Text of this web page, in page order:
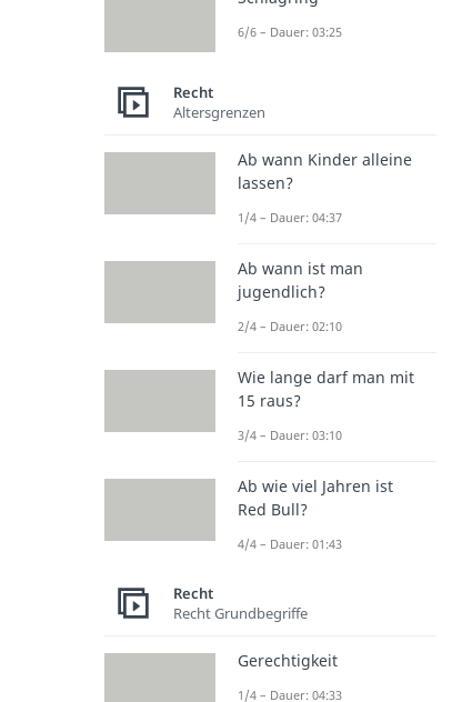
6/6 – Dauer: 03:25
Recht
Altersgrenzen
Ab wann Kinder alleine
lassen?
1/4 – Dauer: 04:37
Ab wann ist man
jugendlich?
2/4 – Dauer: 02:10
Wie lange darf man mit
15 raus?
3/4 – Dauer: 03:10
Ab wie viel Jahren ist
Red Bull?
4/4 – Dauer: 01:43
Recht
Recht Grundbegriffe
Gerechtigkeit
1/4 – Dauer: 04:33